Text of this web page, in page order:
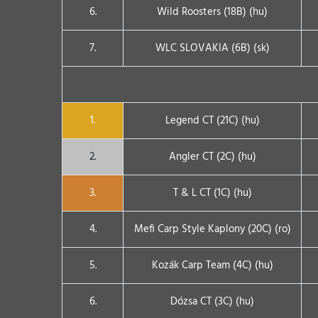
6. Wild Roosters (18B) (hu)
7. WLC SLOVAKIA (6B) (sk)
1. Legend CT (21C) (hu)
2. Angler CT (2C) (hu)
3. T & L CT (1C) (hu)
4. Mefi Carp Style Kaplony (20C) (ro)
5. Kozák Carp Team (4C) (hu)
6. Dózsa CT (3C) (hu)